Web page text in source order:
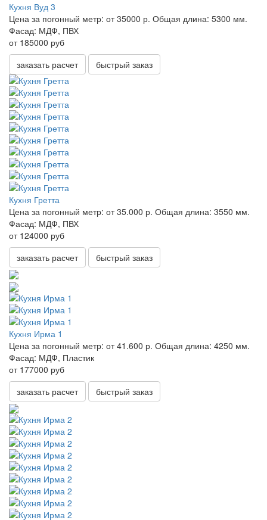
Кухня Вуд 3
Цена за погонный метр: от 35000 р. Общая длина: 5300 мм.
Фасад: МДФ, ПВХ
от 185000 руб
заказать расчет
быстрый заказ
Кухня Гретта
Цена за погонный метр: от 35.000 р. Общая длина: 3550 мм.
Фасад: МДФ, ПВХ
от 124000 руб
заказать расчет
быстрый заказ
Кухня Ирма 1
Цена за погонный метр: от 41.600 р. Общая длина: 4250 мм.
Фасад: МДФ, Пластик
от 177000 руб
заказать расчет
быстрый заказ